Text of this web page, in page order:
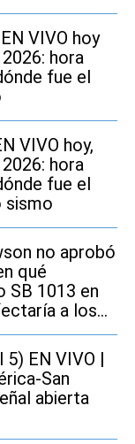
VIVO hoy
hora
fue el
VIVO hoy,
hora
fue el
sismo
no aprobó
qué
SB 1013 en
a los
5) EN VIVO |
San
abierta